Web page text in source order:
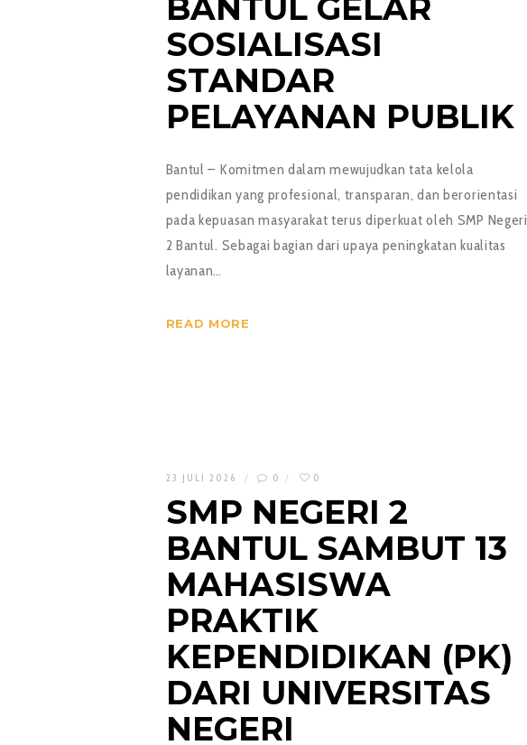
SOSIALISASI
STANDAR
PELAYANAN PUBLIK
Bantul – Komitmen dalam mewujudkan tata kelola
pendidikan yang profesional, transparan, dan berorientasi
pada kepuasan masyarakat terus diperkuat oleh SMP Negeri
2 Bantul. Sebagai bagian dari upaya peningkatan kualitas
layanan…
READ MORE
23 JULI 2026 0 0
SMP NEGERI 2
BANTUL SAMBUT 13
MAHASISWA
PRAKTIK
KEPENDIDIKAN (PK)
DARI UNIVERSITAS
NEGERI